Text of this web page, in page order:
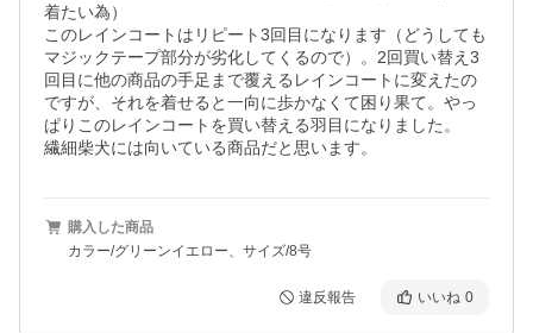
着たい為）
このレインコートはリピート3回目になります（どうしても
マジックテープ部分が劣化してくるので）。2回買い替え3
回目に他の商品の手足まで覆えるレインコートに変えたの
ですが、それを着せると一向に歩かなくて困り果て。やっ
ぱりこのレインコートを買い替える羽目になりました。
繊細柴犬には向いている商品だと思います。
購入した商品
カラー/グリーンイエロー、サイズ/8号
違反報告 いいね 0